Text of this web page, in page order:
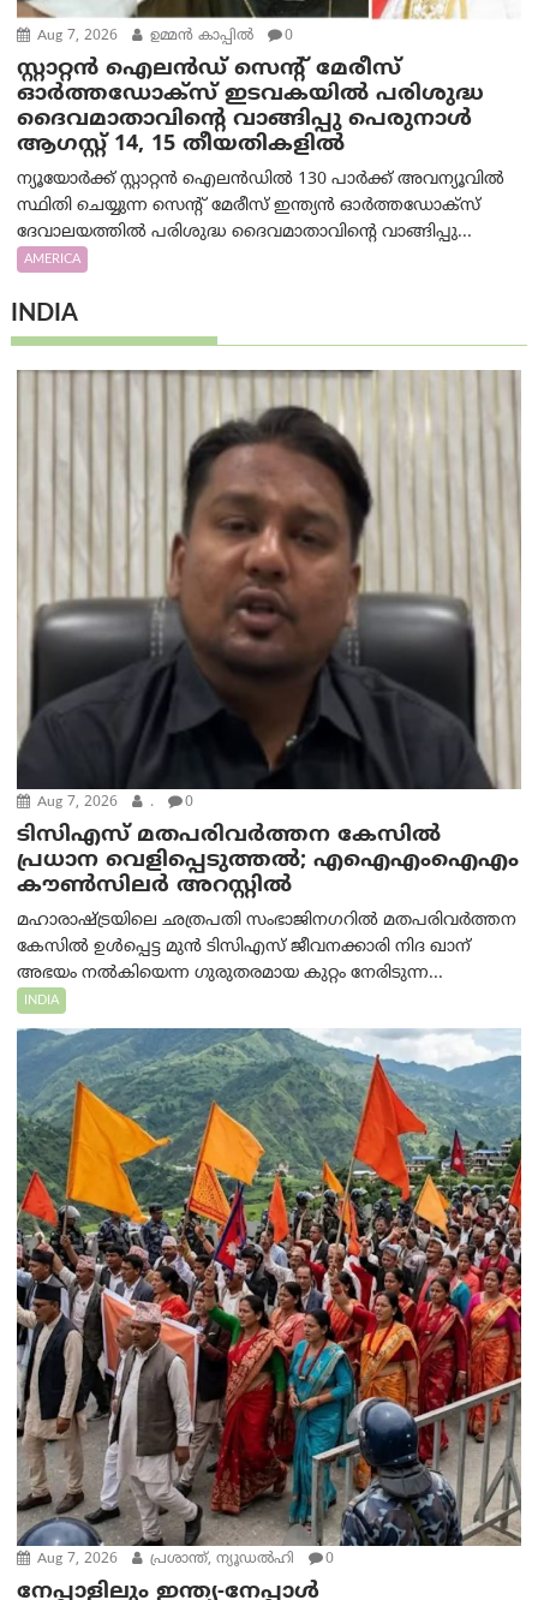
Aug 7, 2026 ഉമ്മന്‍ കാപ്പില്‍ 0
സ്റ്റാറ്റൻ ഐലൻഡ് സെന്റ് മേരീസ്
ഓർത്തഡോക്സ് ഇടവകയിൽ പരിശുദ്ധ
ദൈവമാതാവിന്റെ വാങ്ങിപ്പു പെരുനാൾ
ആഗസ്റ്റ് 14, 15 തീയതികളിൽ
ന്യൂയോർക്ക് സ്റ്റാറ്റൻ ഐലൻഡിൽ 130 പാർക്ക് അവന്യൂവിൽ
സ്ഥിതി ചെയ്യുന്ന സെന്റ് മേരീസ് ഇന്ത്യൻ ഓർത്തഡോക്സ്
ദേവാലയത്തിൽ പരിശുദ്ധ ദൈവമാതാവിന്റെ വാങ്ങിപ്പു...
AMERICA
INDIA
Aug 7, 2026 . 0
ടിസിഎസ് മതപരിവർത്തന കേസിൽ
പ്രധാന വെളിപ്പെടുത്തൽ; എഐഎംഐഎം
കൗൺസിലർ അറസ്റ്റിൽ
മഹാരാഷ്ട്രയിലെ ഛത്രപതി സംഭാജിനഗറിൽ മതപരിവർത്തന
കേസിൽ ഉൾപ്പെട്ട മുൻ ടിസിഎസ് ജീവനക്കാരി നിദ ഖാന്
അഭയം നൽകിയെന്ന ഗുരുതരമായ കുറ്റം നേരിടുന്ന...
INDIA
Aug 7, 2026 പ്രശാന്ത്, ന്യൂഡല്‍ഹി 0
നേപ്പാളിലും ഇന്ത്യ-നേപ്പാൾ